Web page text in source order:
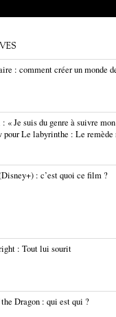
: comment créer un monde
« Je suis du genre à suivre
pour Le labyrinthe : Le remède
: c’est quoi ce film ?
: Tout lui sourit
Dragon : qui est qui ?